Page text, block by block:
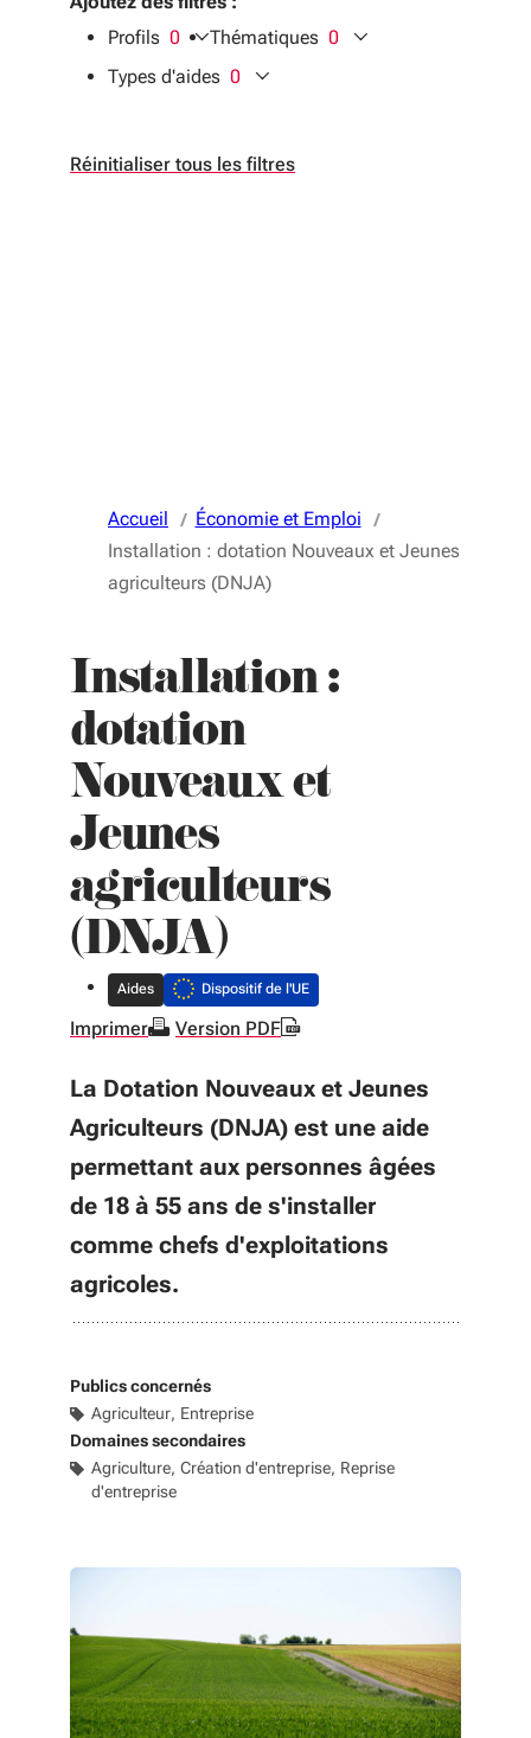
Profils 0
filtres sélectionnés
Thématiques 0
filtres sélectionnés
Types d'aides 0
filtres sélectionnés
Réinitialiser tous les filtres
Accueil
Économie et Emploi
Installation : dotation Nouveaux et Jeunes
agriculteurs (DNJA)
Installation :
dotation
Nouveaux et
Jeunes
agriculteurs
(DNJA)
Aides Dispositif de l'UE
Imprimer Version PDF
La Dotation Nouveaux et Jeunes
Agriculteurs (DNJA) est une aide
permettant aux personnes âgées
de 18 à 55 ans de s'installer
comme chefs d'exploitations
agricoles.
Publics concernés
Agriculteur Entreprise
Domaines secondaires
Agriculture Création d'entreprise Reprise
d'entreprise